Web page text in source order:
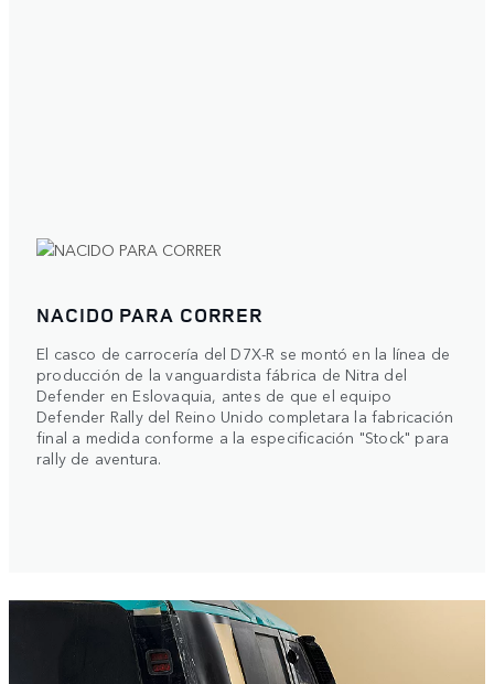
NACIDO PARA CORRER
El casco de carrocería del D7X-R se montó en la línea de
producción de la vanguardista fábrica de Nitra del
Defender en Eslovaquia, antes de que el equipo
Defender Rally del Reino Unido completara la fabricación
final a medida conforme a la especificación "Stock" para
rally de aventura.